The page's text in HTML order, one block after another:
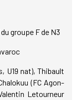
du groupe F de N3
U19 nat), Thibault
(FC Agon-
Letourneur